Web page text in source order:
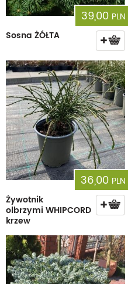
39,00 PLN
Sosna ŻÓŁTA
36,00 PLN
Żywotnik
olbrzymi WHIPCORD
krzew